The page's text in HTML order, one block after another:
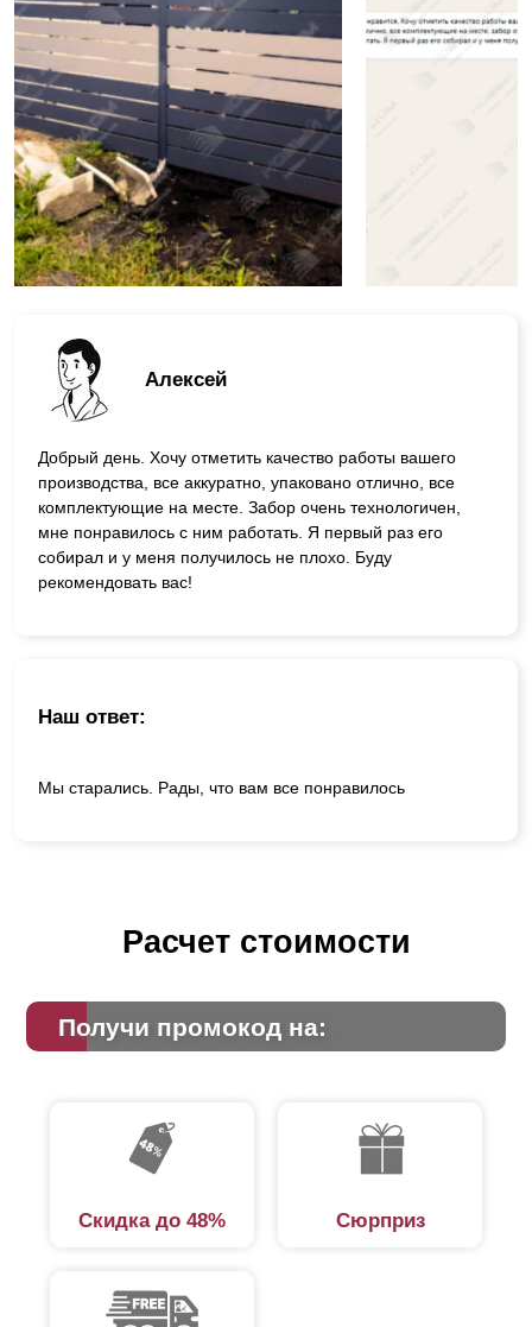
Алексей
Добрый день. Хочу отметить качество работы вашего
производства, все аккуратно, упаковано отлично, все
комплектующие на месте. Забор очень технологичен,
мне понравилось с ним работать. Я первый раз его
собирал и у меня получилось не плохо. Буду
рекомендовать вас!
Наш ответ:
Мы старались. Рады, что вам все понравилось
Расчет стоимости
Получи промокод на:
Скидка до 48% Сюрприз